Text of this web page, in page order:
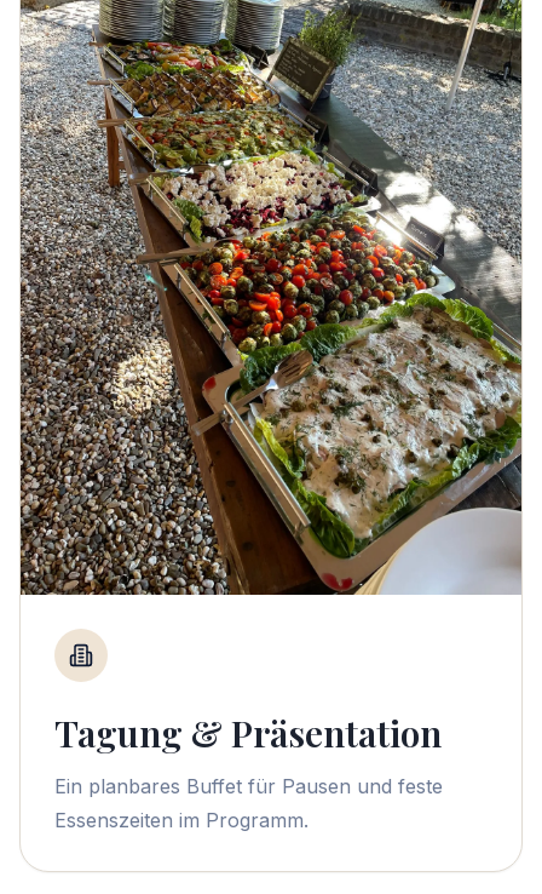
Tagung & Präsentation
Ein planbares Buffet für Pausen und feste
Essenszeiten im Programm.